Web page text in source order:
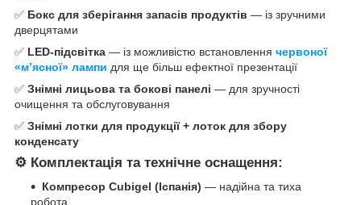
✅ Бокс для зберігання запасів продуктів — із зручними
дверцятами
✅ LED-підсвітка — із можливістю встановлення червоної
«м’ясної» лампи для ще більш ефектної презентації
✅ Знімні лицьова та бокові панелі — для зручності
очищення та обслуговування
✅ Знімні лотки для продукції + лоток для збору
конденсату
⚙️ Комплектація та технічне оснащення:
Компресор Cubigel (Іспанія) — надійна та тиха
робота